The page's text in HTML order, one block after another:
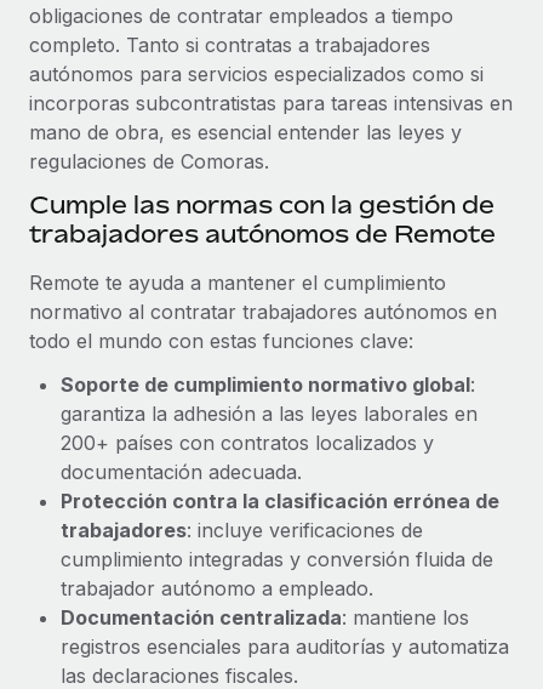
Pregunta a un experto
Obtén ayuda de gente experta en RR. HH. globales
y cumplimiento normativo.
Comprobaciones de antecedentes
Simplifica los procesos de cribado de candidatos.
Cumplimiento normativo
Adelántate a los riesgos de cumplimiento
Gestión de dispositivos
Proporciona dispositivos tecnológicos y contrólalos
en todo el mundo.
Apertura de entidades
Abre entidades conforme a la legalidad enseguida.
Movilidad y reubicación
Reubica a los empleados con facilidad.
Prestaciones
Gestiona las prestaciones de los empleados sin
complicaciones.
CASOS PRÁCTICOS
Consulta todos los recursos
Nómina global
Contractor Management
Impuestos
Explora el blog
BLOG
Novedades de producto de Remote:
Integraciones con Gusto y Xero y Contractor
Management Plus
La misión de Remote sigue siendo ayudar a empresas de
todos los tamaños a contratar, gestionar y...
Más información
obligaciones de contratar empleados a tiempo
completo. Tanto si contratas a trabajadores
autónomos para servicios especializados como si
incorporas subcontratistas para tareas intensivas en
mano de obra, es esencial entender las leyes y
regulaciones de Comoras.
Cumple las normas con la gestión de
trabajadores autónomos de Remote
Remote te ayuda a mantener el cumplimiento
normativo al contratar trabajadores autónomos en
todo el mundo con estas funciones clave:
Soporte de cumplimiento normativo global:
garantiza la adhesión a las leyes laborales en
200+ países con contratos localizados y
documentación adecuada.
Protección contra la clasificación errónea de
trabajadores: incluye verificaciones de
cumplimiento integradas y conversión fluida de
trabajador autónomo a empleado.
Documentación centralizada: mantiene los
registros esenciales para auditorías y automatiza
las declaraciones fiscales.